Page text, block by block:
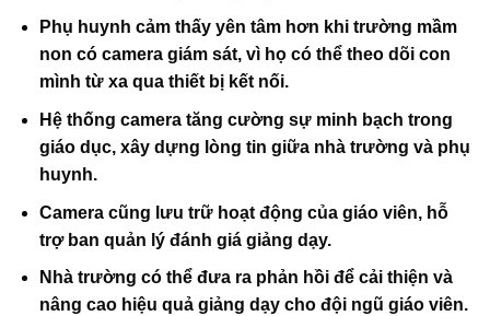
Phụ huynh cảm thấy yên tâm hơn khi trường mầm
non có camera giám sát, vì họ có thể theo dõi con
mình từ xa qua thiết bị kết nối.
Hệ thống camera tăng cường sự minh bạch trong
giáo dục, xây dựng lòng tin giữa nhà trường và phụ
huynh.
Camera cũng lưu trữ hoạt động của giáo viên, hỗ
trợ ban quản lý đánh giá giảng dạy.
Nhà trường có thể đưa ra phản hồi để cải thiện và
nâng cao hiệu quả giảng dạy cho đội ngũ giáo viên.